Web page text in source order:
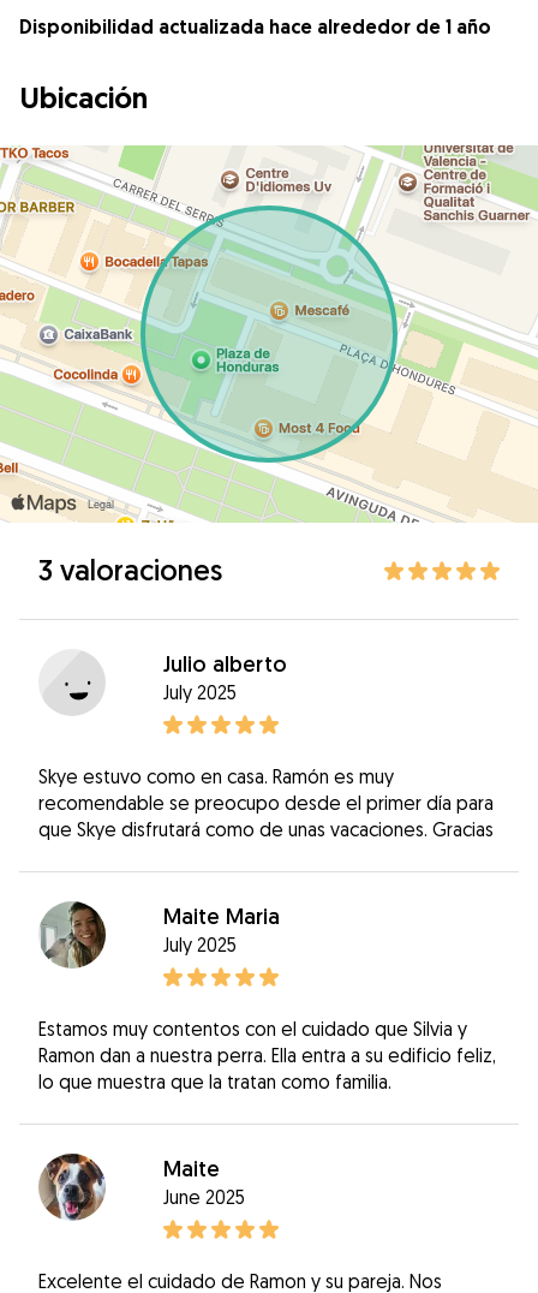
Disponibilidad actualizada hace alrededor de 1 año
Ubicación
3 valoraciones
Julio alberto
July 2025
Skye estuvo como en casa. Ramón es muy
recomendable se preocupo desde el primer día para
que Skye disfrutará como de unas vacaciones. Gracias
Maite Maria
July 2025
Estamos muy contentos con el cuidado que Silvia y
Ramon dan a nuestra perra. Ella entra a su edificio feliz,
lo que muestra que la tratan como familia.
Maite
June 2025
Excelente el cuidado de Ramon y su pareja. Nos